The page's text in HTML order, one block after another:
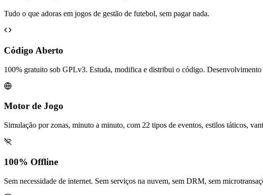
Tudo o que adoras em jogos de gestão de futebol, sem pagar nada.
Código Aberto
100% gratuito sob GPLv3. Estuda, modifica e distribui o código.
Motor de Jogo
Simulação por zonas, minuto a minuto, com 22 tipos de eventos, estilos táticos,
100% Offline
Sem necessidade de internet. Sem serviços na nuvem, sem DRM, sem